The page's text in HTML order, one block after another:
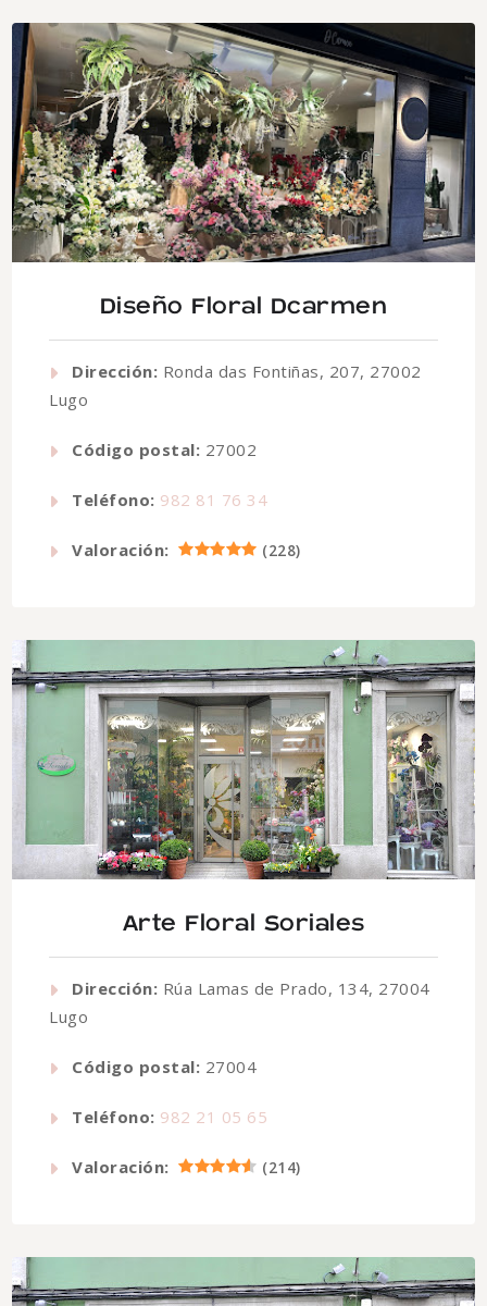
Diseño Floral Dcarmen
Dirección: Ronda das Fontiñas, 207, 27002
Lugo
Código postal: 27002
Teléfono: 982 81 76 34
Valoración: (228)
Arte Floral Soriales
Dirección: Rúa Lamas de Prado, 134, 27004
Lugo
Código postal: 27004
Teléfono: 982 21 05 65
Valoración: (214)